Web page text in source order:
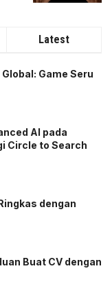
Latest
Game Seru
AI pada
Circle to Search
dengan
Buat CV dengan